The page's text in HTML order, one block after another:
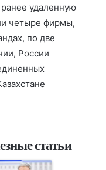
удаленную
четыре фирмы,
по две
России
статьи